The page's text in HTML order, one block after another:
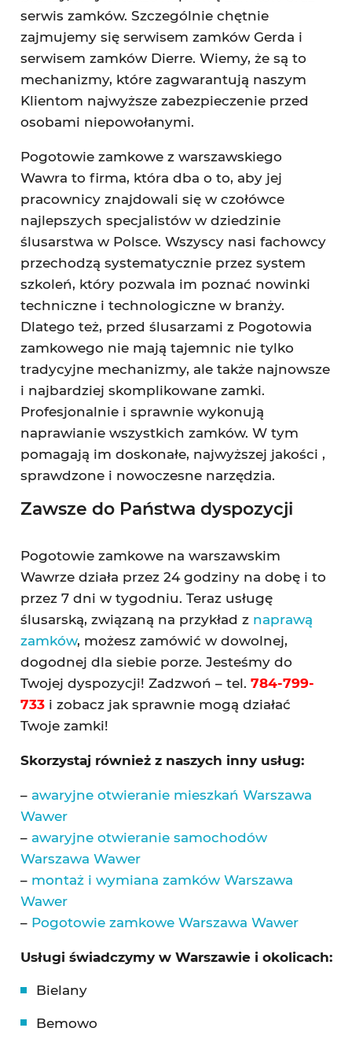
serwis zamków. Szczególnie chętnie
zajmujemy się serwisem zamków Gerda i
serwisem zamków Dierre. Wiemy, że są to
mechanizmy, które zagwarantują naszym
Klientom najwyższe zabezpieczenie przed
osobami niepowołanymi.
Pogotowie zamkowe z warszawskiego
Wawra to firma, która dba o to, aby jej
pracownicy znajdowali się w czołówce
najlepszych specjalistów w dziedzinie
ślusarstwa w Polsce. Wszyscy nasi fachowcy
przechodzą systematycznie przez system
szkoleń, który pozwala im poznać nowinki
techniczne i technologiczne w branży.
Dlatego też, przed ślusarzami z Pogotowia
zamkowego nie mają tajemnic nie tylko
tradycyjne mechanizmy, ale także najnowsze
i najbardziej skomplikowane zamki.
Profesjonalnie i sprawnie wykonują
naprawianie wszystkich zamków. W tym
pomagają im doskonałe, najwyższej jakości ,
sprawdzone i nowoczesne narzędzia.
Zawsze do Państwa dyspozycji
Pogotowie zamkowe na warszawskim
Wawrze działa przez 24 godziny na dobę i to
przez 7 dni w tygodniu. Teraz usługę
ślusarską, związaną na przykład z naprawą
zamków, możesz zamówić w dowolnej,
dogodnej dla siebie porze. Jesteśmy do
Twojej dyspozycji! Zadzwoń – tel. 784-799-
733 i zobacz jak sprawnie mogą działać
Twoje zamki!
Skorzystaj również z naszych inny usług:
– awaryjne otwieranie mieszkań Warszawa
Wawer
– awaryjne otwieranie samochodów
Warszawa Wawer
– montaż i wymiana zamków Warszawa
Wawer
– Pogotowie zamkowe Warszawa Wawer
Usługi świadczymy w Warszawie i okolicach:
Bielany
Bemowo